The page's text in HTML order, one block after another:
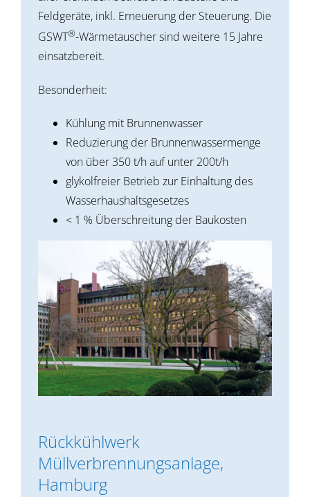
Feldgeräte, inkl. Erneuerung der Steuerung. Die
GSWT®-Wärmetauscher sind weitere 15 Jahre
einsatzbereit.
Besonderheit:
Kühlung mit Brunnenwasser
Reduzierung der Brunnenwassermenge
von über 350 t/h auf unter 200t/h
glykolfreier Betrieb zur Einhaltung des
Wasserhaushaltsgesetzes
< 1 % Überschreitung der Baukosten
Rückkühlwerk
Müllverbrennungsanlage,
Hamburg